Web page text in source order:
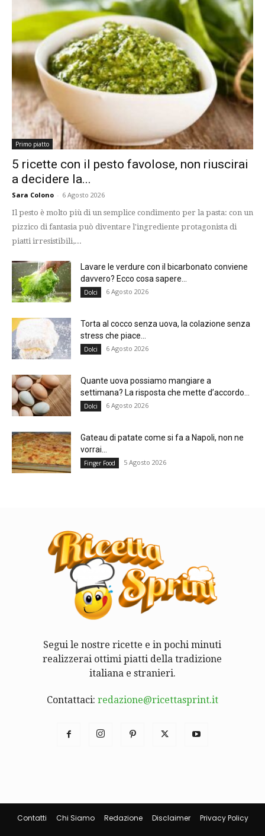
Primo piatto
5 ricette con il pesto favolose, non riuscirai
a decidere la...
Sara Colono - 6 Agosto 2026
Il pesto è molto più di un semplice condimento per la pasta: con un
pizzico di fantasia può diventare l'ingrediente protagonista di
piatti irresistibili,...
Lavare le verdure con il bicarbonato conviene
davvero? Ecco cosa sapere...
Dolci 6 Agosto 2026
Torta al cocco senza uova, la colazione senza
stress che piace...
Dolci 6 Agosto 2026
Quante uova possiamo mangiare a
settimana? La risposta che mette d’accordo...
Dolci 6 Agosto 2026
Gateau di patate come si fa a Napoli, non ne
vorrai...
Finger Food 5 Agosto 2026
Segui le nostre ricette e in pochi minuti
realizzerai ottimi piatti della tradizione
italiana e stranieri.
Contattaci: redazione@ricettasprint.it
Contatti Chi Siamo Redazione Disclaimer Privacy Policy